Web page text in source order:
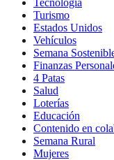
Turismo
Estados Unidos
Vehículos
Semana
Finanzas
4 Patas
Salud
Loterías
Educación
Contenido en
Semana Rural
Mujeres